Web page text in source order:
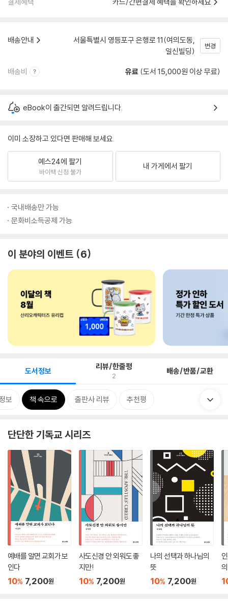
배송안내
서울특별시 영등포구 은행로 11(여의도동,
일신빌딩)
변경
배송비 유료 (도서 15,000원 이상 무료)
eBook이 출간되면 알려드립니다.
이미 소장하고 있다면 판매해 보세요.
예스24에 팔기
바이백 신청 불가
내 가게에서 팔기
국내배송만 가능
문화비소득공제 가능
이 분야의 이벤트 6
도서정보 리뷰/한줄평
2 배송/반품/교환
보 책 속으로 출판사 리뷰 추천평
단단한 기독교 시리즈
예배를 알면 교회가 보
인다
10% 7,200원
사도신경 안 외워도 좋
지만!
10% 7,200원
나의 선택과 하나님의
뜻
10% 7,200원